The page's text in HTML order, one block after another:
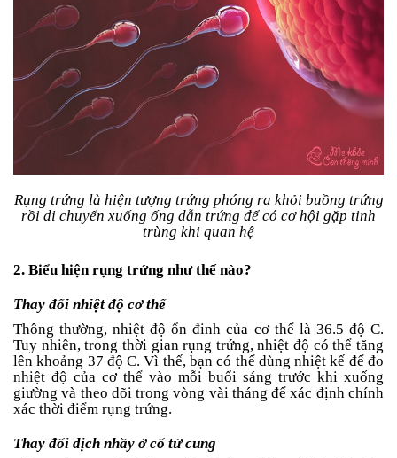
Rụng trứng là hiện tượng trứng phóng ra khỏi buồng trứng
rồi di chuyển xuống ống dẫn trứng để có cơ hội gặp tinh
trùng khi quan hệ
2. Biểu hiện rụng trứng như thế nào?
Thay đổi nhiệt độ cơ thể
Thông thường, nhiệt độ ổn đinh của cơ thể là 36.5 độ C.
Tuy nhiên, trong thời gian rụng trứng, nhiệt độ có thể tăng
lên khoảng 37 độ C. Vì thế, bạn có thể dùng nhiệt kế để đo
nhiệt độ của cơ thể vào mỗi buổi sáng trước khi xuống
giường và theo dõi trong vòng vài tháng để xác định chính
xác thời điểm rụng trứng.
Thay đổi dịch nhầy ở cổ tử cung